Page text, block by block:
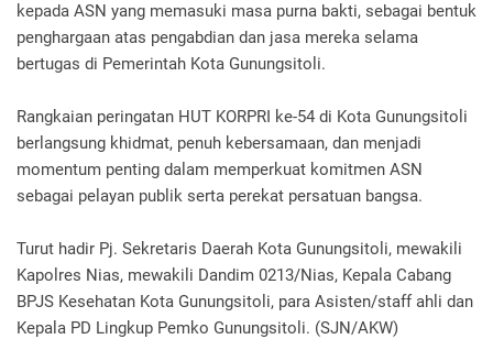
kepada ASN yang memasuki masa purna bakti, sebagai bentuk
penghargaan atas pengabdian dan jasa mereka selama
bertugas di Pemerintah Kota Gunungsitoli.
‎Rangkaian peringatan HUT KORPRI ke-54 di Kota Gunungsitoli
berlangsung khidmat, penuh kebersamaan, dan menjadi
momentum penting dalam memperkuat komitmen ASN
sebagai pelayan publik serta perekat persatuan bangsa.
‎Turut hadir Pj. Sekretaris Daerah Kota Gunungsitoli, mewakili
Kapolres Nias, mewakili Dandim 0213/Nias, Kepala Cabang
BPJS Kesehatan Kota Gunungsitoli, para Asisten/staff ahli dan
Kepala PD Lingkup Pemko Gunungsitoli. (SJN/AKW)